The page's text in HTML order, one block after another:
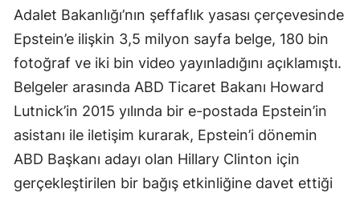
Adalet Bakanlığı’nın şeffaflık yasası çerçevesinde
Epstein’e ilişkin 3,5 milyon sayfa belge, 180 bin
fotoğraf ve iki bin video yayınladığını açıklamıştı.
Belgeler arasında ABD Ticaret Bakanı Howard
Lutnick’in 2015 yılında bir e-postada Epstein’in
asistanı ile iletişim kurarak, Epstein’i dönemin
ABD Başkanı adayı olan Hillary Clinton için
gerçekleştirilen bir bağış etkinliğine davet ettiği